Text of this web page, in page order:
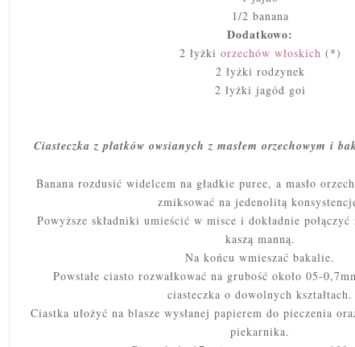
1/2 banana
Dodatkowo:
2 łyżki orzechów włoskich (*)
2 łyżki rodzynek
2 łyżki jagód goi
Ciasteczka z płatków owsianych z masłem orzechowym i
Banana rozdusić widelcem na gładkie puree, a masło
zmiksować na jedenolitą
Powyższe składniki umieścić w misce i dokładnie
kaszą manną.
Na końcu wmieszać bakalie.
Powstałe ciasto rozwałkować na grubość około 05-
ciasteczka o dowolnych kształtach.
Ciastka ułożyć na blasze wysłanej papierem do pieczenia
piekarnika.